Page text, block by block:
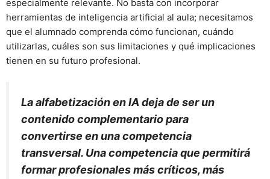
especialmente relevante. No basta con incorporar
herramientas de inteligencia artificial al aula; necesitamos
que el alumnado comprenda cómo funcionan, cuándo
utilizarlas, cuáles son sus limitaciones y qué implicaciones
tienen en su futuro profesional.
La alfabetización en IA deja de ser un
contenido complementario para
convertirse en una competencia
transversal. Una competencia que permitirá
formar profesionales más críticos, más